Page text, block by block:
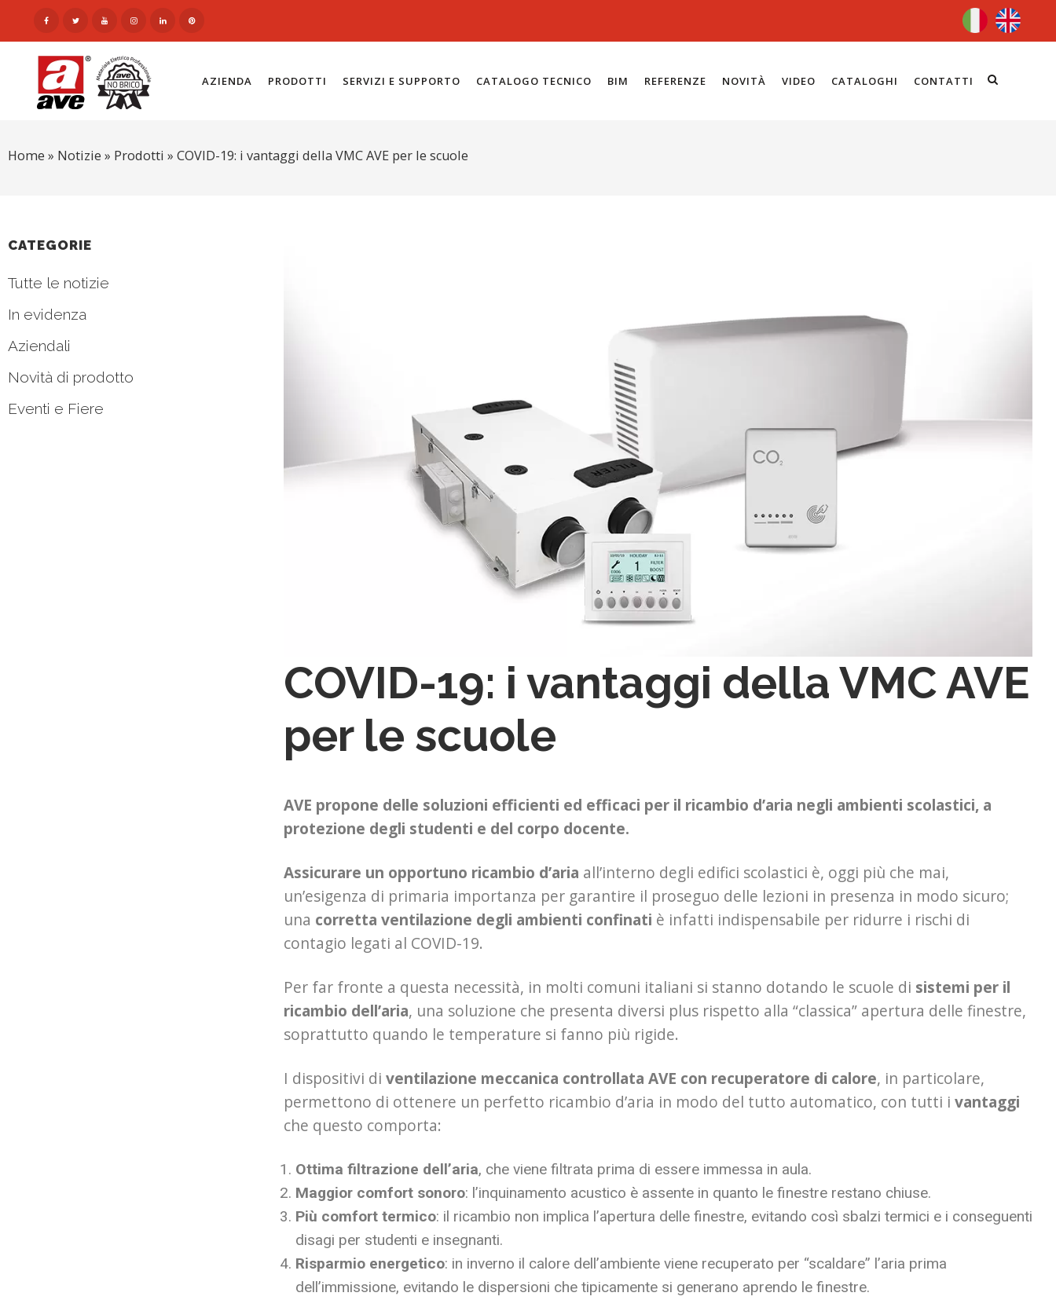
AZIENDA PRODOTTI SERVIZI E SUPPORTO CATALOGO TECNICO BIM REFERENZE NOVITÀ VIDEO CATALOGHI CONTATTI
Home » Notizie » Prodotti » COVID-19: i vantaggi della VMC AVE per le scuole
CATEGORIE
Tutte le notizie
In evidenza
Aziendali
Novità di prodotto
Eventi e Fiere
COVID-19: i vantaggi della VMC AVE
per le scuole
AVE propone delle soluzioni efficienti ed efficaci per il ricambio d’aria negli ambienti scolastici, a
protezione degli studenti e del corpo docente.
Assicurare un opportuno ricambio d’aria all’interno degli edifici scolastici è, oggi più che mai,
un’esigenza di primaria importanza per garantire il proseguo delle lezioni in presenza in modo sicuro;
una corretta ventilazione degli ambienti confinati è infatti indispensabile per ridurre i rischi di
contagio legati al COVID-19.
Per far fronte a questa necessità, in molti comuni italiani si stanno dotando le scuole di sistemi per il
ricambio dell’aria, una soluzione che presenta diversi plus rispetto alla “classica” apertura delle finestre,
soprattutto quando le temperature si fanno più rigide.
I dispositivi di ventilazione meccanica controllata AVE con recuperatore di calore, in particolare,
permettono di ottenere un perfetto ricambio d’aria in modo del tutto automatico, con tutti i vantaggi
che questo comporta:
Ottima filtrazione dell’aria, che viene filtrata prima di essere immessa in aula.
Maggior comfort sonoro: l’inquinamento acustico è assente in quanto le finestre restano chiuse.
Più comfort termico: il ricambio non implica l’apertura delle finestre, evitando così sbalzi termici e i conseguenti
disagi per studenti e insegnanti.
Risparmio energetico: in inverno il calore dell’ambiente viene recuperato per “scaldare” l’aria prima
dell’immissione, evitando le dispersioni che tipicamente si generano aprendo le finestre.